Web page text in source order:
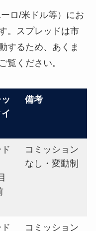
ロ/米ドル等）にお
。スプレッドは市
するため、あくま
覧ください。
備考
コミッション
なし・変動制
コミッション